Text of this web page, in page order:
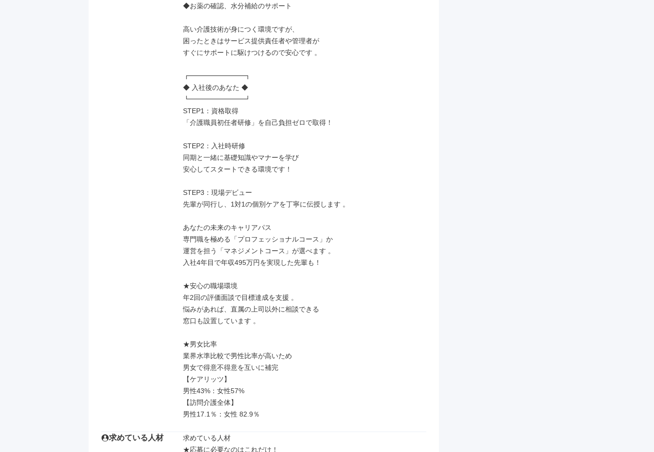
◆お薬の確認、水分補給のサポート
高い介護技術が身につく環境ですが、
困ったときはサービス提供責任者や管理者が
すぐにサポートに駆けつけるので安心です 。
┏━━━━━━━━┓
◆ 入社後のあなた ◆
┗━━━━━━━━┛
STEP1：資格取得
「介護職員初任者研修」を自己負担ゼロで取得！
STEP2：入社時研修
同期と一緒に基礎知識やマナーを学び
安心してスタートできる環境です！
STEP3：現場デビュー
先輩が同行し、1対1の個別ケアを丁寧に伝授します 。
あなたの未来のキャリアパス
専門職を極める「プロフェッショナルコース」か
運営を担う「マネジメントコース」が選べます 。
入社4年目で年収495万円を実現した先輩も！
★安心の職場環境
年2回の評価面談で目標達成を支援 。
悩みがあれば、直属の上司以外に相談できる
窓口も設置しています 。
★男女比率
業界水準比較で男性比率が高いため
男女で得意不得意を互いに補完
【ケアリッツ】
男性43%：女性57%
【訪問介護全体】
男性17.1％：女性 82.9％
求めている人材
求めている人材
★応募に必要なのはこれだけ！